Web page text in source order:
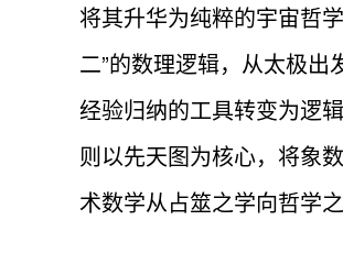
将其升华为纯粹的宇宙哲
二”的数理逻辑，从太极
经验归纳的工具转变为逻
则以先天图为核心，将象
术数学从占筮之学向哲学